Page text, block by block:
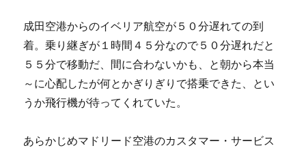
成田空港からのイベリア航空が５０分遅れての到
着。乗り継ぎが１時間４５分なので５０分遅れだと
５５分で移動だ、間に合わないかも、と朝から本当
～に心配したが何とかぎりぎりで搭乗できた、とい
うか飛行機が待ってくれていた。
あらかじめマドリード空港のカスタマー・サービス